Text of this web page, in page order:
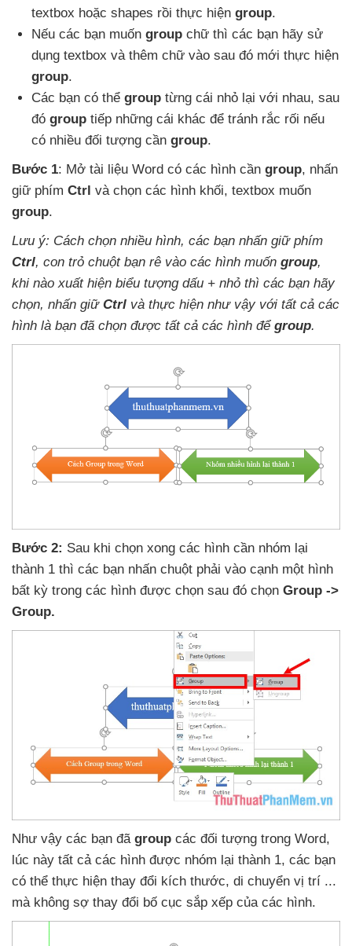
textbox hoặc shapes rồi thực hiện group.
Nếu các bạn muốn group chữ thì các bạn hãy sử
dụng textbox và thêm chữ vào sau đó mới thực hiện
group.
Các bạn có thể group từng cái nhỏ lại với nhau, sau
đó group tiếp những cái khác để tránh rắc rối nếu
có nhiều đối tượng cần group.
Bước 1: Mở tài liệu Word có các hình cần group, nhấn
giữ phím Ctrl và chọn các hình khối, textbox muốn
group.
Lưu ý: Cách chọn nhiều hình, các bạn nhấn giữ phím
Ctrl, con trỏ chuột bạn rê vào các hình muốn group,
khi nào xuất hiện biểu tượng dấu + nhỏ thì các bạn hãy
chọn, nhấn giữ Ctrl và thực hiện như vậy với tất cả các
hình là bạn đã chọn được tất cả các hình để group.
Bước 2: Sau khi chọn xong các hình cần nhóm lại
thành 1 thì các bạn nhấn chuột phải vào cạnh một hình
bất kỳ trong các hình được chọn sau đó chọn Group ->
Group.
Như vậy các bạn đã group các đối tượng trong Word,
lúc này tất cả các hình được nhóm lại thành 1, các bạn
có thể thực hiện thay đổi kích thước, di chuyển vị trí ...
mà không sợ thay đổi bố cục sắp xếp của các hình.